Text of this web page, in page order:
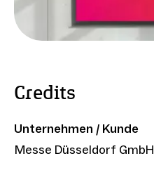
Credits
Unternehmen / Kunde
Messe Düsseldorf GmbH